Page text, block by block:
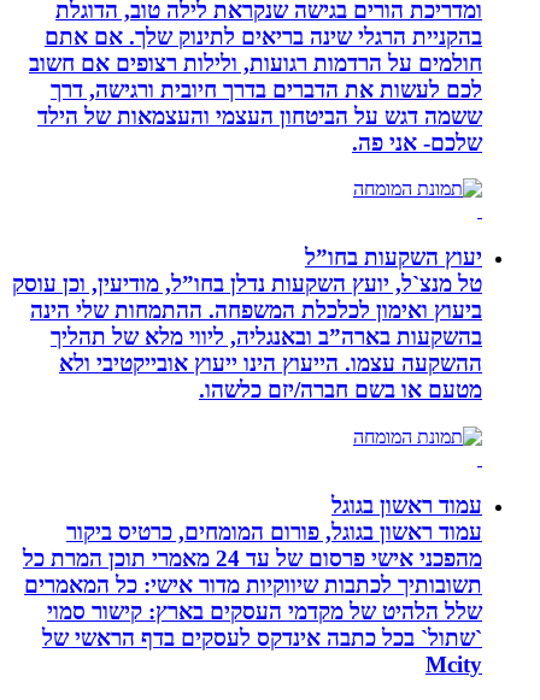
ומדריכת הורים בגישה שנקראת לילה טוב, הדוגלת
בהקניית הרגלי שינה בריאים לתינוק שלך. אם אתם
חולמים על הרדמות רגועות, ולילות רצופים אם חשוב
לכם לעשות את הדברים בדרך חיובית ורגישה, דרך
ששמה דגש על הביטחון העצמי והעצמאות של הילד
שלכם- אני פה.
יעוץ השקעות בחו”ל
טל מנצ`ל, יועץ השקעות נדלן בחו”ל, מודיעין, וכן עוסק
ביעוץ ואימון לכלכלת המשפחה. ההתמחות שלי הינה
בהשקעות בארה”ב ובאנגליה, ליווי מלא של תהליך
ההשקעה עצמו. הייעוץ הינו ייעוץ אובייקטיבי ולא
מטעם או בשם חברה/יזם כלשהו.
עמוד ראשון בגוגל
עמוד ראשון בגוגל, פורום המומחים, כרטיס ביקור
מהפכני אישי פרסום של עד 24 מאמרי תוכן המרת כל
תשובותיך לכתבות שיווקיות מדור אישי: כל המאמרים
שלל הלהיט של מקדמי העסקים בארץ: קישור סמוי
`שתול` בכל כתבה אינדקס לעסקים בדף הראשי של
Mcity